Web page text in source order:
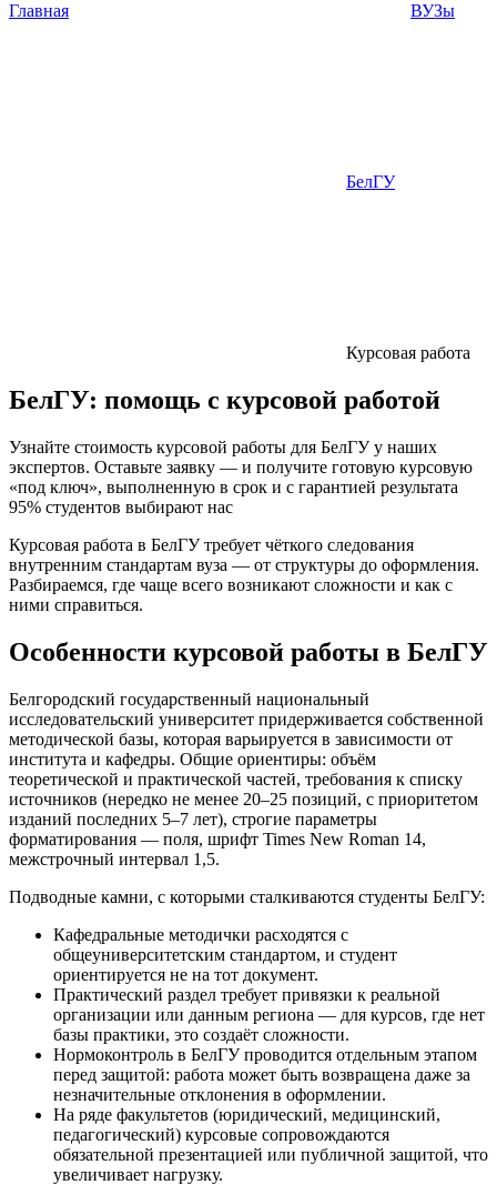
Главная ВУЗы
БелГУ
Курсовая работа
БелГУ: помощь с курсовой работой
Узнайте стоимость курсовой работы для БелГУ у наших
экспертов. Оставьте заявку — и получите готовую курсовую
«под ключ», выполненную в срок и с гарантией результата
95% студентов выбирают нас
Курсовая работа в БелГУ требует чёткого следования
внутренним стандартам вуза — от структуры до оформления.
Разбираемся, где чаще всего возникают сложности и как с
ними справиться.
Особенности курсовой работы в БелГУ
Белгородский государственный национальный
исследовательский университет придерживается собственной
методической базы, которая варьируется в зависимости от
института и кафедры. Общие ориентиры: объём
теоретической и практической частей, требования к списку
источников (нередко не менее 20–25 позиций, с приоритетом
изданий последних 5–7 лет), строгие параметры
форматирования — поля, шрифт Times New Roman 14,
межстрочный интервал 1,5.
Подводные камни, с которыми сталкиваются студенты БелГУ:
Кафедральные методички расходятся с
общеуниверситетским стандартом, и студент
ориентируется не на тот документ.
Практический раздел требует привязки к реальной
организации или данным региона — для курсов, где нет
базы практики, это создаёт сложности.
Нормоконтроль в БелГУ проводится отдельным этапом
перед защитой: работа может быть возвращена даже за
незначительные отклонения в оформлении.
На ряде факультетов (юридический, медицинский,
педагогический) курсовые сопровождаются
обязательной презентацией или публичной защитой, что
увеличивает нагрузку.